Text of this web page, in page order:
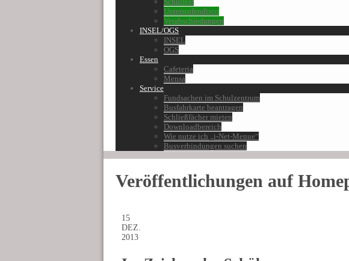
Unterstufendisco
Verabschiedungen
INSEL/OGS
INSEL
OGS
Essen
Cafeteria
Mensa
Service
Fundsachen im Schulzentrum
Busfahrkarte beantragen
Schließfächer mieten
Downloadbereich
Wie nutze ich „i-Net-Menue“
Busverbindungen suchen
Veröffentlichungen auf
15
DEZ.
2013